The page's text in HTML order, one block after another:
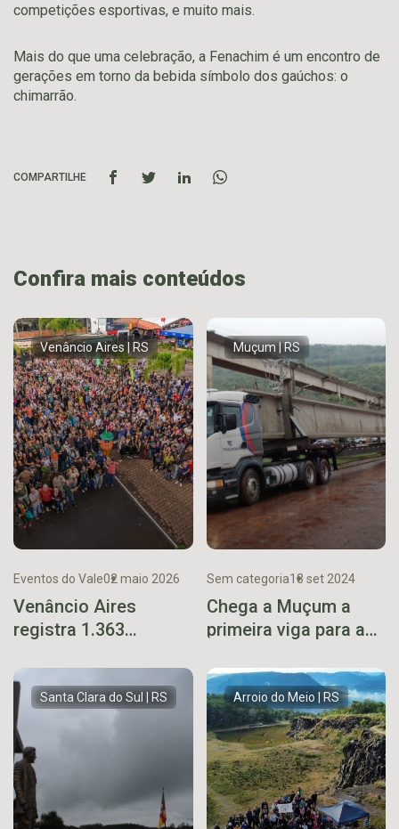
competições esportivas, e muito mais.
Mais do que uma celebração, a Fenachim é um encontro de
gerações em torno da bebida símbolo dos gaúchos: o
chimarrão.
COMPARTILHE
Confira mais conteúdos
Venâncio Aires | RS
Eventos do Vale02 maio 2026
Venâncio Aires
registra 1.363
supera marca de
maior mateada do
mundo
Muçum | RS
Sem categoria13 set 2024
Chega a Muçum a
primeira viga para a
Ponte Brochado da
Rocha
Santa Clara do Sul | RS Arroio do Meio | RS